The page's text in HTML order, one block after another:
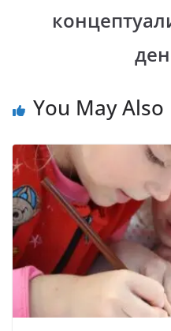
You May Also